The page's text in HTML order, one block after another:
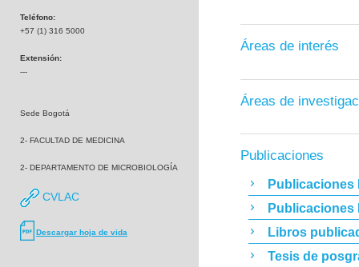
Teléfono:
+57 (1) 316 5000
Extensión:
---
Sede Bogotá
2- FACULTAD DE MEDICINA
2- DEPARTAMENTO DE MICROBIOLOGÍA
CVLAC
Descargar hoja de vida
Áreas de interés
Áreas de
Publicaciones
Publicaciones
Publicaciones
Libros
Tesis de